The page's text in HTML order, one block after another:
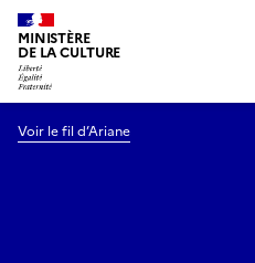
MINISTÈRE
DE LA CULTURE
Voir le fil d’Ariane